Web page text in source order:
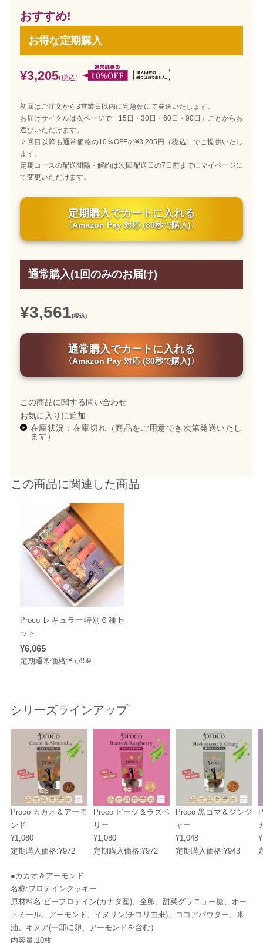
おすすめ!
お得な定期購入
¥3,205(税込）
初回はご注文から3営業日以内に宅急便にて発送いたします。
お届けサイクルは次ページで「15日・30日・60日・90日」ごとからお
選びいただけます。
２回目以降も通常価格の10％OFFの¥3,205円（税込）でご提供いたし
ます。
定期コースの配送間隔・解約は次回配送日の7日前までにマイページに
て変更いただけます。
定期購入でカートに入れる
〈Amazon Pay 対応 (30秒で購入)〉
通常購入(1回のみのお届け)
¥3,561(税込)
通常購入でカートに入れる
〈Amazon Pay 対応 (30秒で購入)〉
この商品に関する問い合わせ
お気に入りに追加
在庫状況：在庫切れ（商品をご用意でき次第発送いたし
ます）
この商品に関連した商品
Proco レギュラー特別６種セ
ット
¥6,065
定期通常価格:¥5,459
シリーズラインアップ
Proco カカオ＆アーモ
ンド
¥1,080
定期購入価格:¥972
Proco ビーツ＆ラズベ
リー
¥1,080
定期購入価格:¥972
Proco 黒ゴマ＆ジンジ
ャー
¥1,048
定期購入価格:¥943
●カカオ＆アーモンド
名称:プロテインクッキー
原材料名:ピープロテイン(カナダ産)、全卵、甜菜グラニュー糖、オー
トミール、アーモンド、イヌリン(チコリ由来)、ココアパウダー、米
油、キヌア(一部に卵、アーモンドを含む）
内容量:10枚